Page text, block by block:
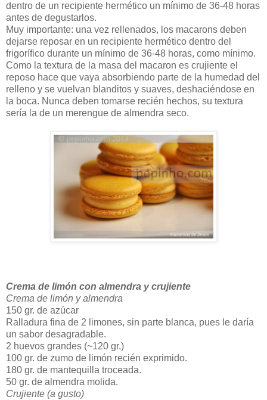
dentro de un recipiente hermético un mínimo de 36-48 horas
antes de degustarlos.
Muy importante: una vez rellenados, los macarons deben
dejarse reposar en un recipiente hermético dentro del
frigorífico durante un mínimo de 36-48 horas, como mínimo.
Como la textura de la masa del macaron es crujiente el
reposo hace que vaya absorbiendo parte de la humedad del
relleno y se vuelvan blanditos y suaves, deshaciéndose en
la boca. Nunca deben tomarse recién hechos, su textura
sería la de un merengue de almendra seco.
Crema de limón con almendra y crujiente
Crema de limón y almendra
150 gr. de azúcar
Ralladura fina de 2 limones, sin parte blanca, pues le daría
un sabor desagradable.
2 huevos grandes (~120 gr.)
100 gr. de zumo de limón recién exprimido.
180 gr. de mantequilla troceada.
50 gr. de almendra molida.
Crujiente (a gusto)